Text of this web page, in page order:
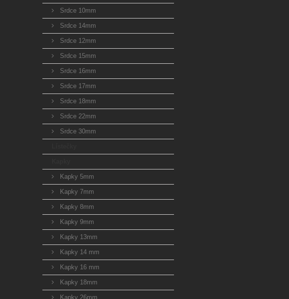
Srdce 10mm
Srdce 14mm
Srdce 12mm
Srdce 15mm
Srdce 16mm
Srdce 17mm
Srdce 18mm
Srdce 22mm
Srdce 30mm
Kapky 5mm
Kapky 7mm
Kapky 8mm
Kapky 9mm
Kapky 13mm
Kapky 14 mm
Kapky 16 mm
Kapky 18mm
Kapky 26mm